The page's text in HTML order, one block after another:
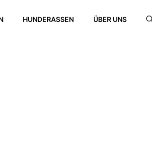
HUNDERASSEN ÜBER UNS